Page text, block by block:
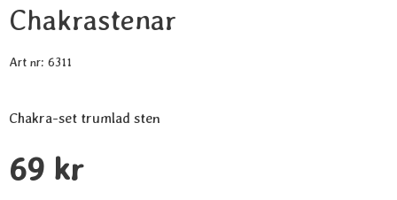
Chakrastenar
Art nr: 6311
Chakra-set trumlad sten
pris
69 kr